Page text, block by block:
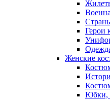
Герои
Женские
Юбки,